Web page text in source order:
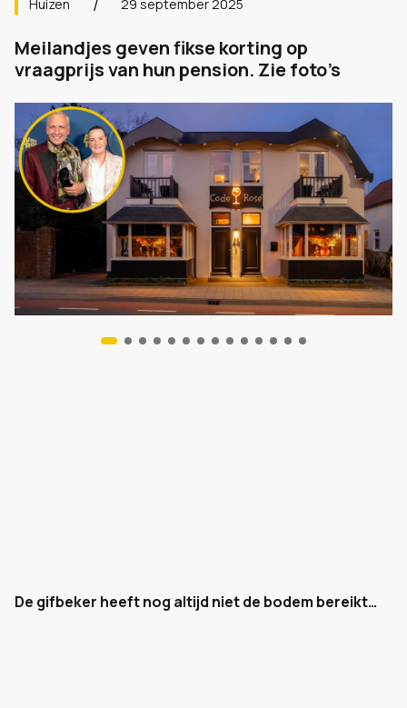
Huizen 29 september 2025
Meilandjes geven fikse korting op
vraagprijs van hun pension. Zie foto’s
De gifbeker heeft nog altijd niet de bodem bereikt…